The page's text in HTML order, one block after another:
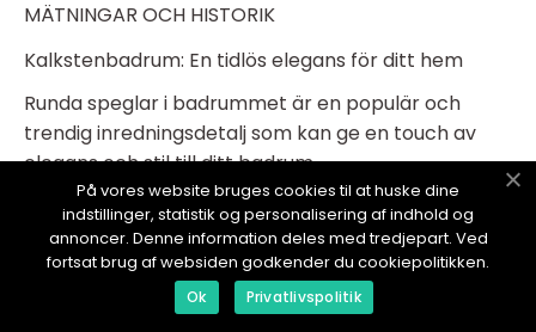
MÄTNINGAR OCH HISTORIK
Kalkstenbadrum: En tidlös elegans för ditt hem
Runda speglar i badrummet är en populär och
trendig inredningsdetalj som kan ge en touch av
elegans och stil till ditt badrum
Belysning Badrum Inspiration: Skapa ett Lysande
Badrum
Utanpåliggande rör badrum - En översikt
På vores website bruges cookies til at huske dine
indstillinger, statistik og personalisering af indhold og
annoncer. Denne information deles med tredjepart. Ved
fortsat brug af websiden godkender du cookiepolitikken.
Ok Privatlivspolitik